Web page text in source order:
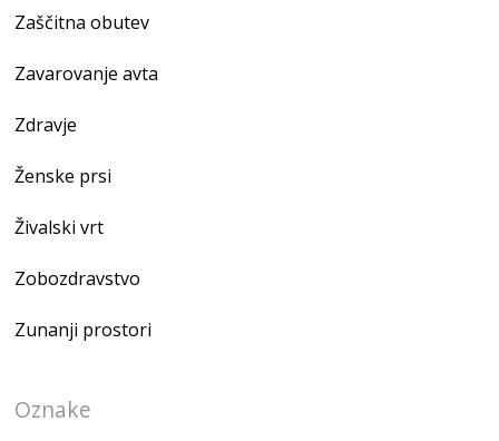
Zaščitna obutev
Zavarovanje avta
Zdravje
Ženske prsi
Živalski vrt
Zobozdravstvo
Zunanji prostori
Oznake